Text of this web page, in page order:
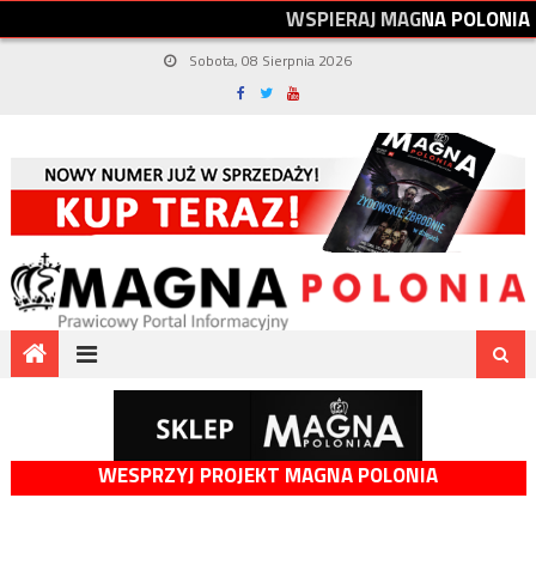
WSPIERAJMAGNAPOLONIA
Sobota, 08 Sierpnia 2026
WESPRZYJ PROJEKT MAGNA POLONIA